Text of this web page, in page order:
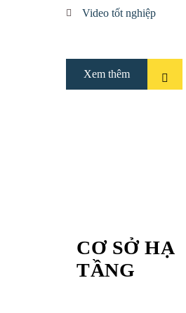
Video tốt nghiệp
Xem thêm
CƠ SỞ HẠ
TẦNG